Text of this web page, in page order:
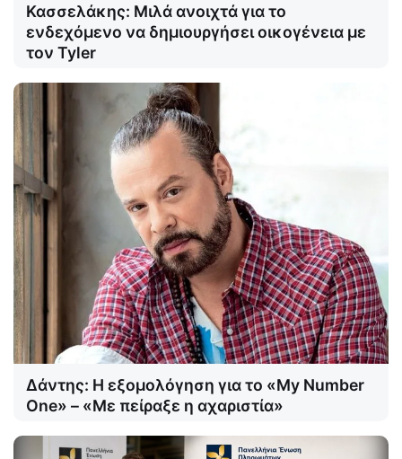
Κασσελάκης: Μιλά ανοιχτά για το
ενδεχόμενο να δημιουργήσει οικογένεια με
τον Tyler
Δάντης: Η εξομολόγηση για το «My Number
One» – «Με πείραξε η αχαριστία»